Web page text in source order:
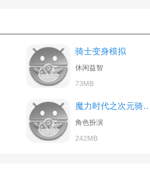
骑士变身模拟
休闲益智
73MB
魔力时代之次元骑士团
角色扮演
242MB